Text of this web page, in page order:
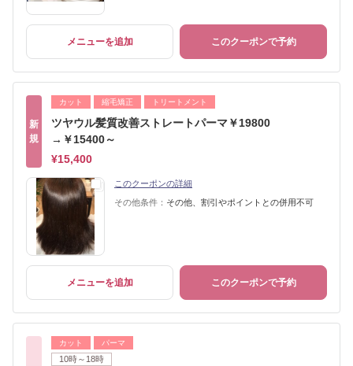
メニューを追加 このクーポンで予約
新
規
カット 縮毛矯正 トリートメント
ツヤウル髪質改善ストレートパーマ￥19800
→￥15400～
¥15,400
このクーポンの詳細
その他条件： その他、割引やポイントとの併用不可
メニューを追加 このクーポンで予約
カット パーマ
10時～18時